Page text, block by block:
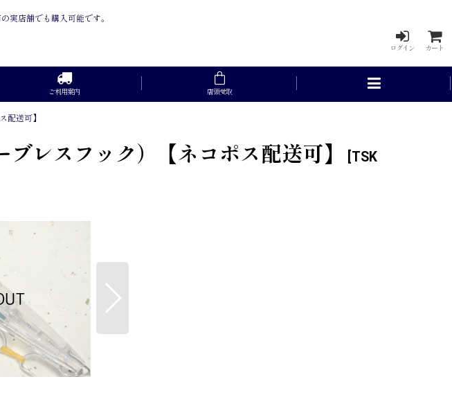
実店舗でも購入可能です。
ログイン カート
ご利用案内 店頭受取
配送可】
レスフック）【ネコポス配送可】
TSK